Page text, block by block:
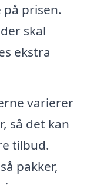
prisen.
skal
ekstra
varierer
så det kan
tilbud.
pakker,